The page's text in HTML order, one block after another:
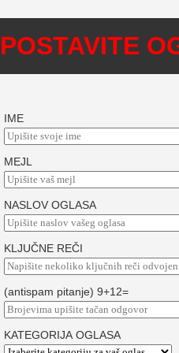
POSTAVITE
IME
MEJL
NASLOV OGLASA
KLJUČNE REČI
(antispam pitanje) 9+12=
KATEGORIJA OGLASA